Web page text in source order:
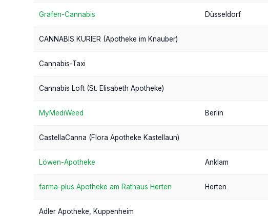
Grafen-Cannabis Düsseldorf
CANNABIS KURIER (Apotheke im Knauber)
Cannabis-Taxi
Cannabis Loft (St. Elisabeth Apotheke)
MyMediWeed Berlin
CastellaCanna (Flora Apotheke Kastellaun)
Löwen-Apotheke Anklam
farma-plus Apotheke am Rathaus Herten Herten
Adler Apotheke, Kuppenheim